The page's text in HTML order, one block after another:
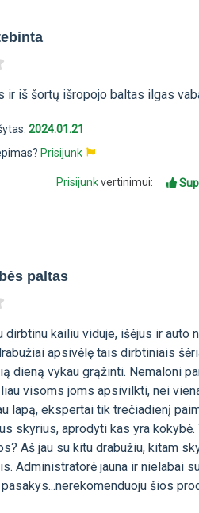
ir iš šortų išropojo baltas ilgas
2024.01.21
Prisijunk
Prisijunkvertinimui:
paltas
kailiu viduje, išėjus ir auto
apsivėlę tais dirbtiniais
dieną vykau grąžinti. Nemaloni
visoms joms apsivilkti, nei
lapą, ekspertai tik trečiadienį
skyrius, aprodyti kas yra
Aš jau su kitu drabužiu, kitam
Administratorė jauna ir nielabai
šios